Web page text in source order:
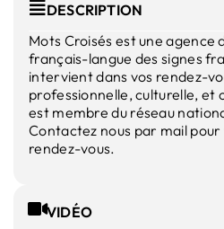
DESCRIPTION
Mots Croisés est une agence
français-langue des signes
intervient dans vos rendez-
professionnelle, culturelle, et
est membre du réseau
Contactez nous par mail
rendez-vous.
VIDÉO